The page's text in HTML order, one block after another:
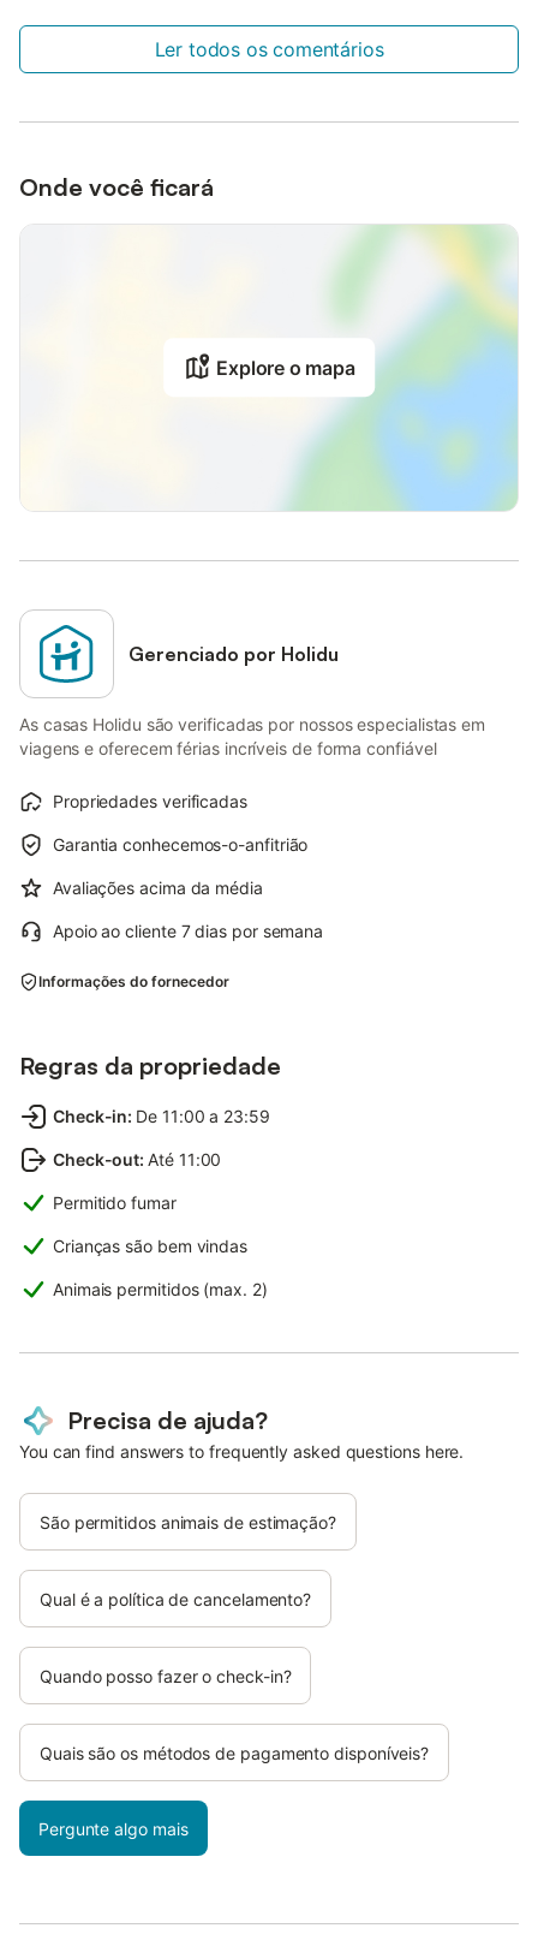
Ler todos os comentários
Onde você ficará
Explore o mapa
Gerenciado por Holidu
As casas Holidu são verificadas por nossos especialistas em
viagens e oferecem férias incríveis de forma confiável
Propriedades verificadas
Garantia conhecemos-o-anfitrião
Avaliações acima da média
Apoio ao cliente 7 dias por semana
Informações do fornecedor
Regras da propriedade
Check-in: De 11:00 a 23:59
Check-out: Até 11:00
Permitido fumar
Crianças são bem vindas
Animais permitidos (max. 2)
Precisa de ajuda?
You can find answers to frequently asked questions here.
São permitidos animais de estimação?
Qual é a política de cancelamento?
Quando posso fazer o check-in?
Quais são os métodos de pagamento disponíveis?
Pergunte algo mais